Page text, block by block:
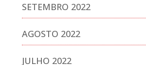
SETEMBRO 2022
AGOSTO 2022
JULHO 2022